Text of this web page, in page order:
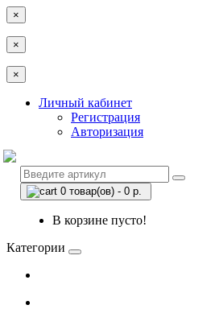
×
×
×
Личный кабинет
Регистрация
Авторизация
0 товар(ов) - 0 р.
В корзине пусто!
Категории